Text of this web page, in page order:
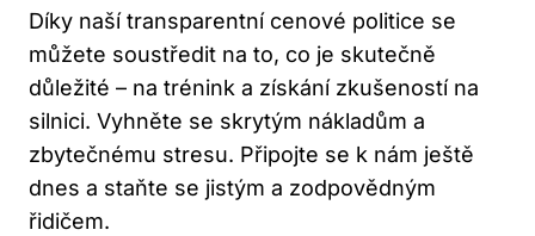
Díky naší transparentní cenové politice se
můžete soustředit na to, co je skutečně
důležité – na trénink a získání zkušeností na
silnici. Vyhněte se skrytým nákladům a
zbytečnému stresu. Připojte se k nám ještě
dnes a staňte se jistým a zodpovědným
řidičem.